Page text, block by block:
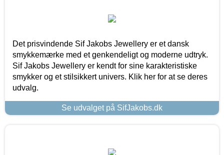
Det prisvindende Sif Jakobs Jewellery er et dansk
smykkemærke med et genkendeligt og moderne udtryk.
Sif Jakobs Jewellery er kendt for sine karakteristiske
smykker og et stilsikkert univers. Klik her for at se deres
udvalg.
Se udvalget på SifJakobs.dk